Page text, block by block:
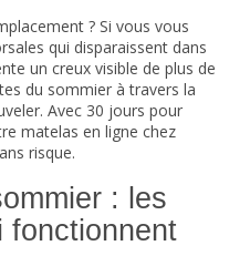
? Si vous vous
qui disparaissent dans
un creux visible de plus de
du sommier à travers la
Avec 30 jours pour
matelas en ligne chez
risque.
: les
fonctionnent